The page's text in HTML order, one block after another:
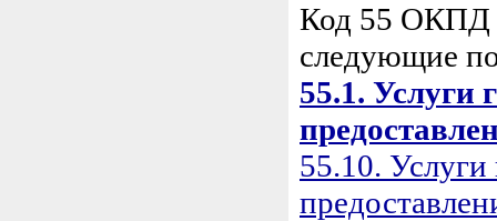
Код 55 ОКПД
следующие
55.1. Услуги
55.10.